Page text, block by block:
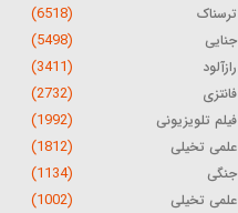
ترسناک (6518)
جنایی (5498)
رازآلود (3411)
فانتزی (2732)
فیلم تلویزیونی (1992)
علمی تخیلی (1812)
جنگی (1134)
علمی تخیلی (1002)